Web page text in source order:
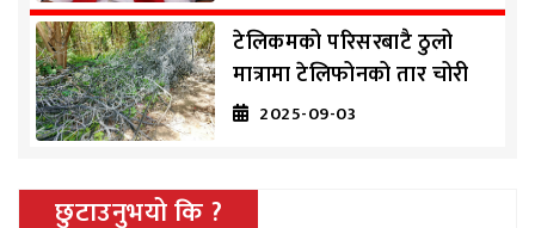
टेलिकमको परिसरबाटै ठुलो
मात्रामा टेलिफोनको तार चोरी
2025-09-03
छुटाउनुभयो कि ?